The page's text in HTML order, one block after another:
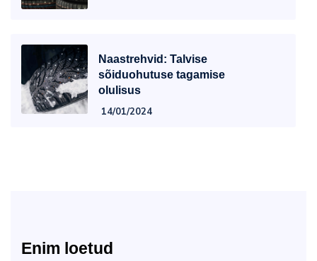
Naastrehvid: Talvise
sõiduohutuse tagamise
olulisus
14/01/2024
Enim loetud